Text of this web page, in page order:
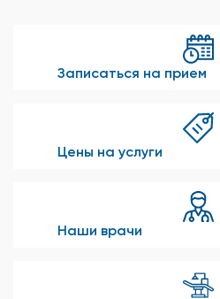
Записаться на прием
Цены на услуги
Наши врачи